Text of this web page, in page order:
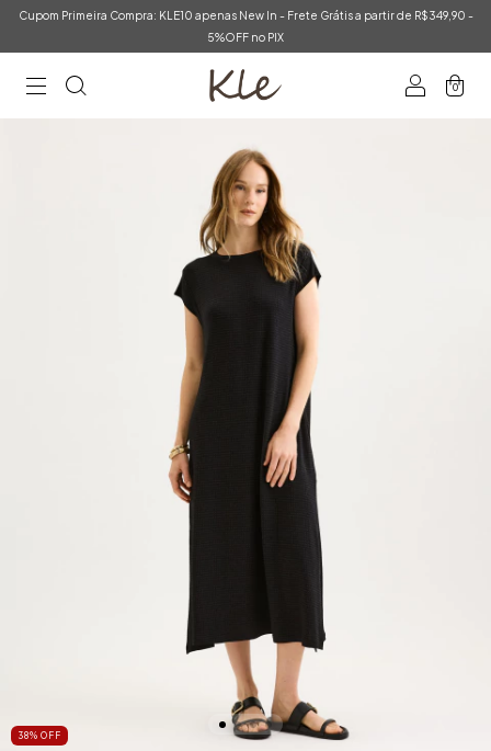
Cupom Primeira Compra: KLE10 apenas New In - Frete Grátis a partir de R$349,90 -
5%OFF no PIX
0
38% OFF